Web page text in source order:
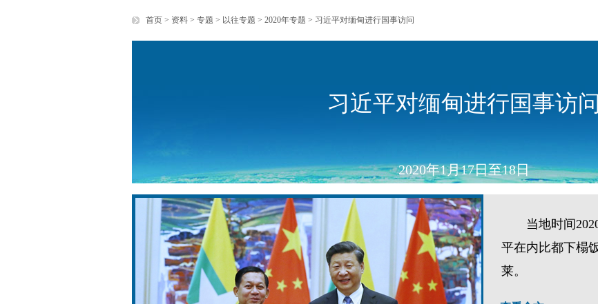
首页 > 资料 > 专题 > 以往专题 > 2020年专题 > 习近平对缅甸进行国事访问
习近平对缅甸进行国事访问
2020年1月17日至18日
当地时间2020
平在内比都下榻
莱。